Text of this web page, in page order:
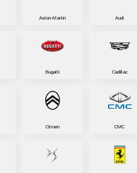
Aston-Martin Audi
Bugatti Cadillac
Citroen CMC